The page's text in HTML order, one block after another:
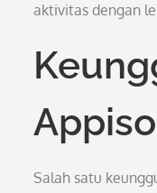
aktivitas dengan
Salah satu